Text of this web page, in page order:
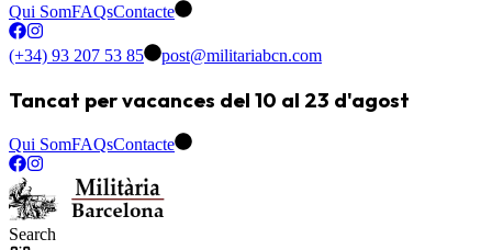
Qui SomFAQsContacte
(+34) 93 207 53 85 post@militariabcn.com
Tancat per vacances del 10 al 23 d'agost
Qui SomFAQsContacte
Search